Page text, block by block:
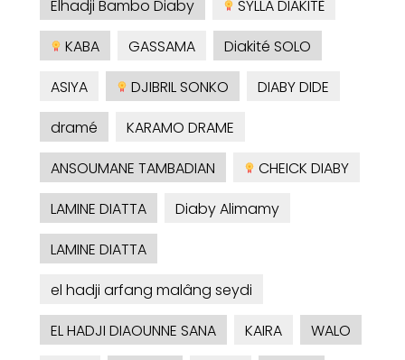
Elhadji Bambo Diaby
SYLLA DIAKITÈ
KABA
GASSAMA
Diakité SOLO
ASIYA
DJIBRIL SONKO
DIABY DIDE
dramé
KARAMO DRAME
ANSOUMANE TAMBADIAN
CHEICK DIABY
LAMINE DIATTA
Diaby Alimamy
LAMINE DIATTA
el hadji arfang malâng seydi
EL HADJI DIAOUNNE SANA
KAIRA
WALO